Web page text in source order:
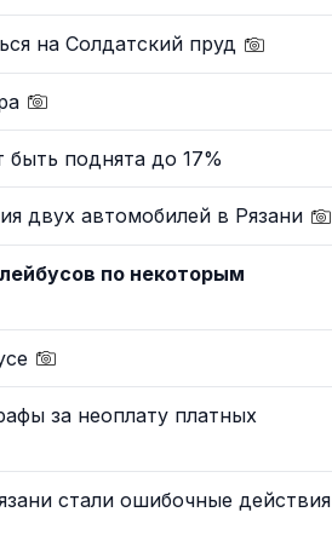
на Солдатский пруд
поднята до 17%
двух автомобилей в Рязани
по некоторым
за неоплату платных
стали ошибочные действия